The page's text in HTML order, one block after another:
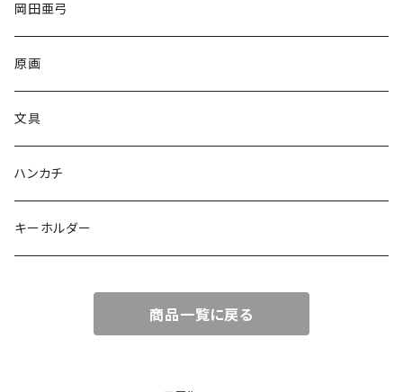
岡田亜弓
原画
文具
ハンカチ
キーホルダー
商品一覧に戻る